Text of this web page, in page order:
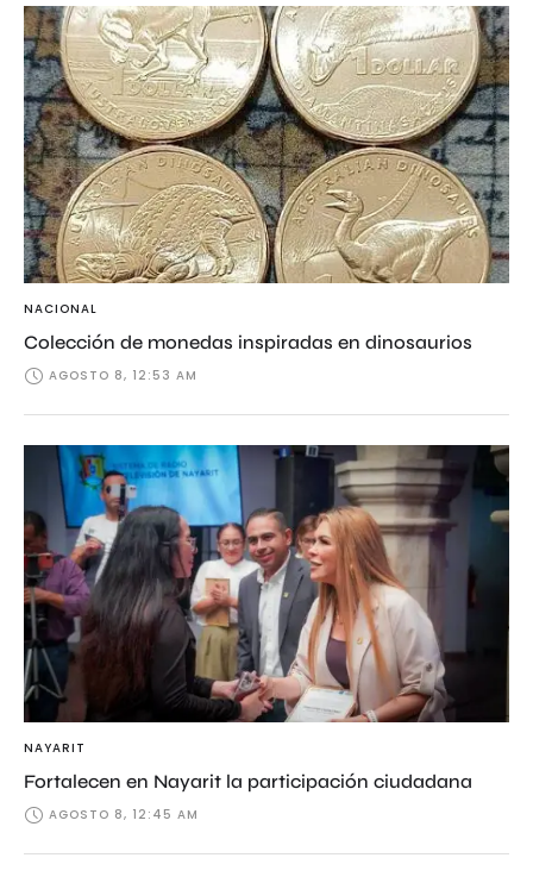
NACIONAL
Colección de monedas inspiradas en dinosaurios
AGOSTO 8, 12:53 AM
NAYARIT
Fortalecen en Nayarit la participación ciudadana
AGOSTO 8, 12:45 AM